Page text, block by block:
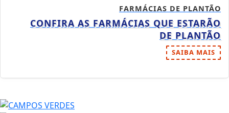
FARMÁCIAS DE PLANTÃO
CONFIRA AS FARMÁCIAS QUE ESTARÃO
DE PLANTÃO
SAIBA MAIS